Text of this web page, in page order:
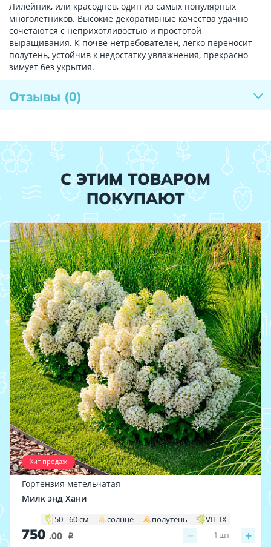
Лилейник, или красоднев, один из самых популярных
многолетников. Высокие декоративные качества удачно
сочетаются с неприхотливостью и простотой
выращивания. К почве нетребователен, легко переносит
полутень, устойчив к недостатку увлажнения, прекрасно
зимует без укрытия.
Отзывы (0)
С ЭТИМ ТОВАРОМ
ПОКУПАЮТ
Хит продаж
Гортензия метельчатая
Милк энд Хани
50 - 60 см солнце полутень VII–IХ
750 .00 i − +
1 шт